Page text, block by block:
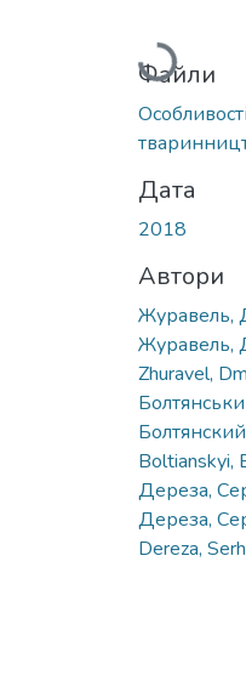
Вантажиться...
Файли
Дата
2018
Автори
Журавель,
Журавель,
Zhuravel,
Boltianskyi,
Дереза,
Дереза,
Dereza,